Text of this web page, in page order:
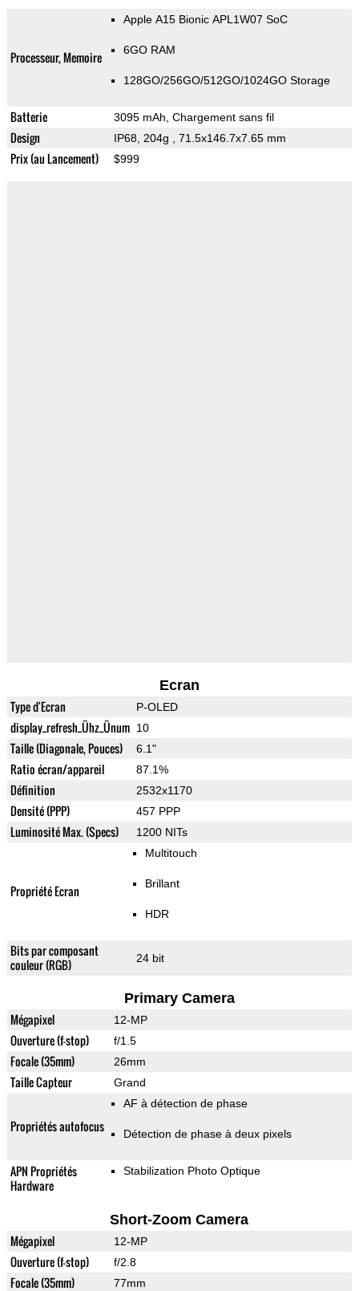
Processeur, Memoire
Apple A15 Bionic APL1W07 SoC
6GO RAM
128GO/256GO/512GO/1024GO Storage
Batterie 3095 mAh, Chargement sans fil
Design IP68, 204g , 71.5x146.7x7.65 mm
Prix (au Lancement) $999
Ecran
Type d'Ecran P-OLED
display_refresh_Ühz_Ünum 10
Taille (Diagonale, Pouces) 6.1"
Ratio écran/appareil 87.1%
Définition 2532x1170
Densité (PPP) 457 PPP
Luminosité Max. (Specs) 1200 NITs
Propriété Ecran
Multitouch
Brillant
HDR
Bits par composant
couleur (RGB)
24 bit
Primary Camera
Mégapixel 12-MP
Ouverture (f-stop) f/1.5
Focale (35mm) 26mm
Taille Capteur Grand
Propriétés autofocus
AF à détection de phase
Détection de phase à deux pixels
APN Propriétés
Hardware
Stabilization Photo Optique
Short-Zoom Camera
Mégapixel 12-MP
Ouverture (f-stop) f/2.8
Focale (35mm) 77mm